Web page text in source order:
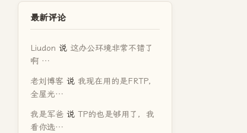
最新评论
Liudon 说 这办公环境非常不错了
啊 …
老刘博客 说 我现在用的是FRTP，
全屋光…
我是军爸 说 TP的也是够用了，我
看你选…